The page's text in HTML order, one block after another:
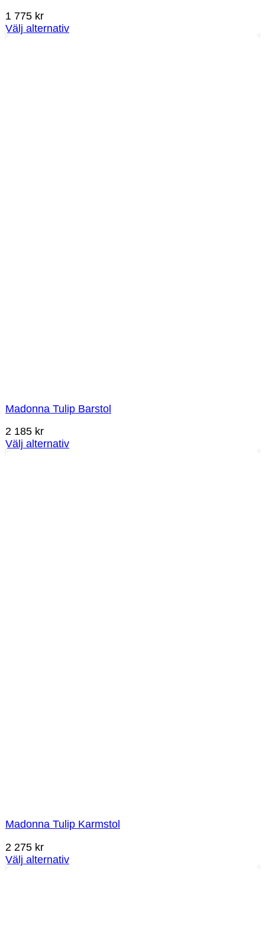
1 775 kr
Välj alternativ
Madonna Tulip Barstol
2 185 kr
Välj alternativ
Madonna Tulip Karmstol
2 275 kr
Välj alternativ